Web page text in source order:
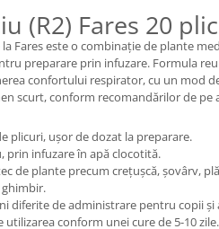
(R2) Fares 20
la Fares este o combinație de plante
preparare prin infuzare. Formula
confortului respirator, cu un mod
scurt, conform recomandărilor de pe
plicuri, ușor de dozat la preparare.
prin infuzare în apă clocotită.
de plante precum crețușcă, șovârv,
ghimbir.
diferite de administrare pentru copii și
conform unei cure de 5-10 zile.